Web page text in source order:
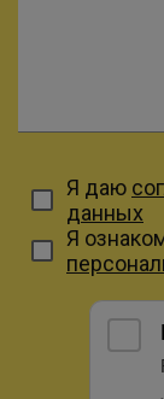
Я даю
данных
Я